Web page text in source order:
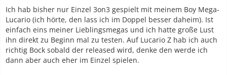
Ich hab bisher nur Einzel 3on3 gespielt mit meinem Boy Mega-
Lucario (ich hörte, den lass ich im Doppel besser daheim). Ist
einfach eins meiner Lieblingsmegas und ich hatte große Lust
ihn direkt zu Beginn mal zu testen. Auf Lucario Z hab ich auch
richtig Bock sobald der released wird, denke den werde ich
dann aber auch eher im Einzel spielen.